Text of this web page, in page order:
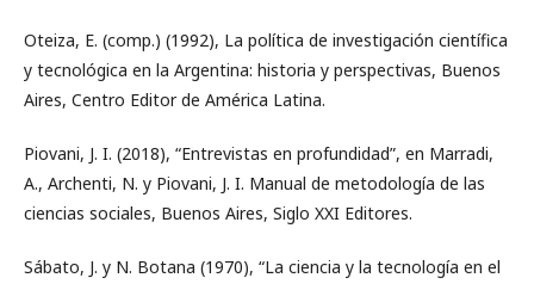
Oteiza, E. (comp.) (1992), La política de investigación científica
y tecnológica en la Argentina: historia y perspectivas, Buenos
Aires, Centro Editor de América Latina.
Piovani, J. I. (2018), “Entrevistas en profundidad”, en Marradi,
A., Archenti, N. y Piovani, J. I. Manual de metodología de las
ciencias sociales, Buenos Aires, Siglo XXI Editores.
Sábato, J. y N. Botana (1970), “La ciencia y la tecnología en el